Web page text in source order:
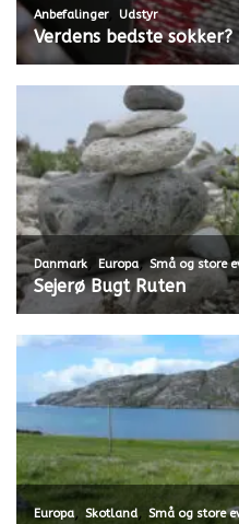
Anbefalinger, Udstyr
Verdens bedste sokker?
Danmark, Europa,Små og store
Sejerø Bugt Ruten
Europa, Skotland, Små og store